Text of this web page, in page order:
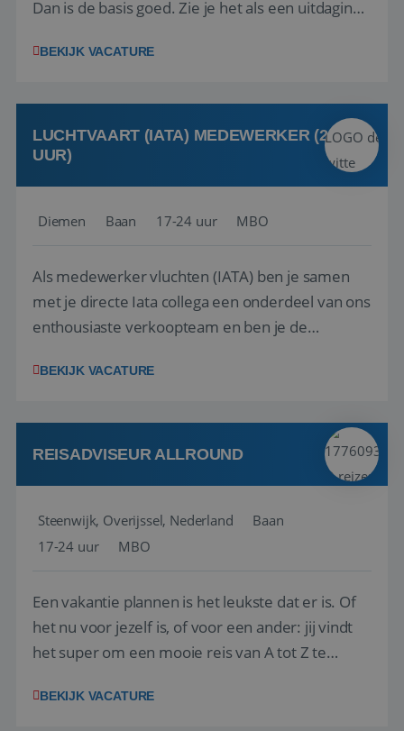
Dan is de basis goed. Zie je het als een uitdaging
het samenstellen en boeken van de perfecte
deze onderdelen zijn nu samen gevoegd...
BEKIJK VACATURE
LUCHTVAART (IATA) MEDEWERKER (24-32
UUR)
Diemen Baan 17-24 uur MBO
Als medewerker vluchten (IATA) ben je samen
met je directe Iata collega een onderdeel van ons
enthousiaste verkoopteam en ben je de
en tarieven waar je collega’s niet uitkomen.
kwaliteitsbewaking van alles wat met IATA te m...
BEKIJK VACATURE
REISADVISEUR ALLROUND
Steenwijk, Overijssel, Nederland
Baan
17-24 uur
MBO
Een vakantie plannen is het leukste dat er is. Of
het nu voor jezelf is, of voor een ander: jij vindt
het super om een mooie reis van A tot Z te
vakantiegangers de meest prachtige plekjes op
BEKIJK VACATURE